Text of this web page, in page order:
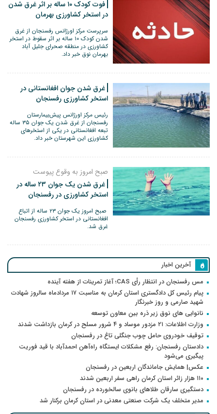
فوت کودک ۱۰ ساله بر اثر غرق شدن
در استخر کشاورزی بهرمان
سرپرست مرکز اورژانس رفسنجان از غرق
شدن کودک ۱۰ ساله بر اثر سقوط در استخر
کشاورزی در منطقه صحرای جلیل آباد
بهرمان نوق خبر داد.
غرق شدن جوان افغانستانی در
استخر کشاورزی رفسنجان
رئیس مرکز اورژانس پیش‌بیمارستان
رفسنجان از غرق شدن یک جوان ۳۵ ساله
تبعه افغانستانی در یکی از استخرهای
کشاورزی این شهرستان خبر داد‌.
صبح امروز به وقوع پیوست
غرق شدن یک جوان ۲۳ ساله در
استخر کشاورزی در رفسنجان
صبح امروز یک جوان ۲۳ ساله از اتباع
افغانستانی در استخر کشاورزی رفسنجان
غرق شد.
آخرین اخبار
مس رفسنجان در انتظار رأی CAS؛ آغاز تمرینات از هفته آینده
پیام رئیس کل دادگستری استان کرمان به مناسبت ۱۷ مردادماه سالروز شهادت
شهید صارمی و روز خبرنگار
نانوایی های نوق زیر ذره بین معاون توسعه
وزارت اطلاعات: ۲۱ مزدور موساد و ۴ شرور مسلح در کرمان بازداشت شدند
توقیف خودروی حامل چوب جنگلی تاغ در رفسنجان
دادستان رفسنجان: رفع مشکلات ایستگاه راه‌آهن احمدآباد با قید فوریت
پیگیری می‌شود
عکس| همایش جاماندگان اربعین در رفسنجان
۱۱۰ هزار زائر استان کرمان راهی سفر اربعین شدند
دستگیری سارقان طلاهای بانوی سالخورده در رفسنجان
مدیر متخلف یک شرکت صنعتی معدنی در استان کرمان برکنار شد